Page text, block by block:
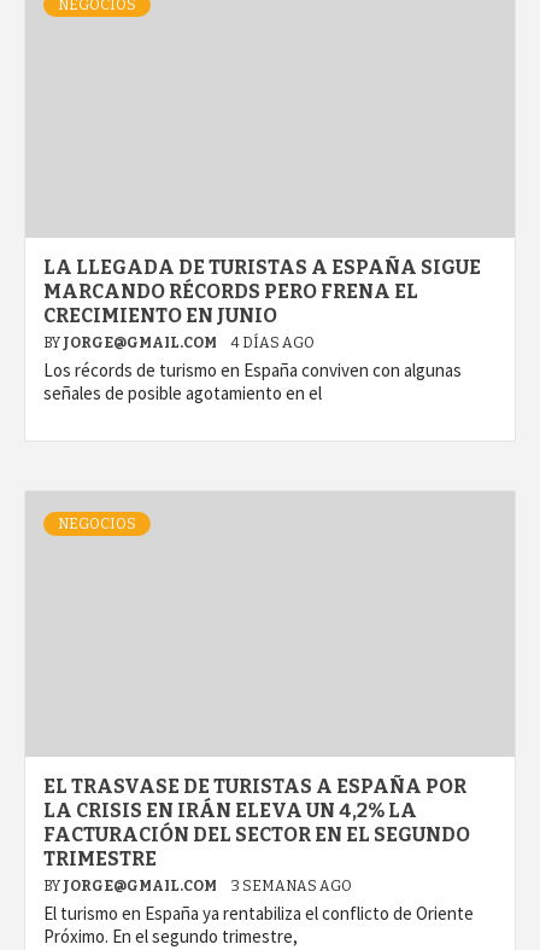
NEGOCIOS
LA LLEGADA DE TURISTAS A ESPAÑA SIGUE
MARCANDO RÉCORDS PERO FRENA EL
CRECIMIENTO EN JUNIO
BY JORGE@GMAIL.COM 4 DÍAS AGO
Los récords de turismo en España conviven con algunas
señales de posible agotamiento en el
NEGOCIOS
EL TRASVASE DE TURISTAS A ESPAÑA POR
LA CRISIS EN IRÁN ELEVA UN 4,2% LA
FACTURACIÓN DEL SECTOR EN EL SEGUNDO
TRIMESTRE
BY JORGE@GMAIL.COM 3 SEMANAS AGO
El turismo en España ya rentabiliza el conflicto de Oriente
Próximo. En el segundo trimestre,